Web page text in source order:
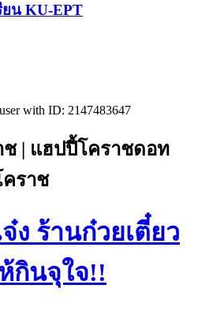
ยน KU-EPT
with ID: 2147483647
ช | แฮปปี้โคราชดอท
คราช
ง ร้านก๋วยเตี๋ยว
กินจุใจ!!